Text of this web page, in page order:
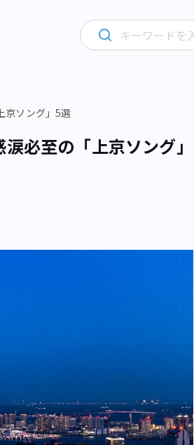
京ソング」5選
必至の「上京ソング」